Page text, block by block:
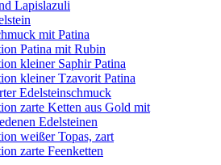
Lapislazuli
mit Patina
Patina mit Rubin
kleiner Saphir Patina
kleiner Tzavorit Patina
Edelsteinschmuck
zarte Ketten aus Gold mit
Edelsteinen
weißer Topas, zart
zarte Feenketten